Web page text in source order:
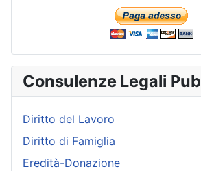
Consulenze Legali
Diritto del Lavoro
Diritto di Famiglia
Eredità-Donazione